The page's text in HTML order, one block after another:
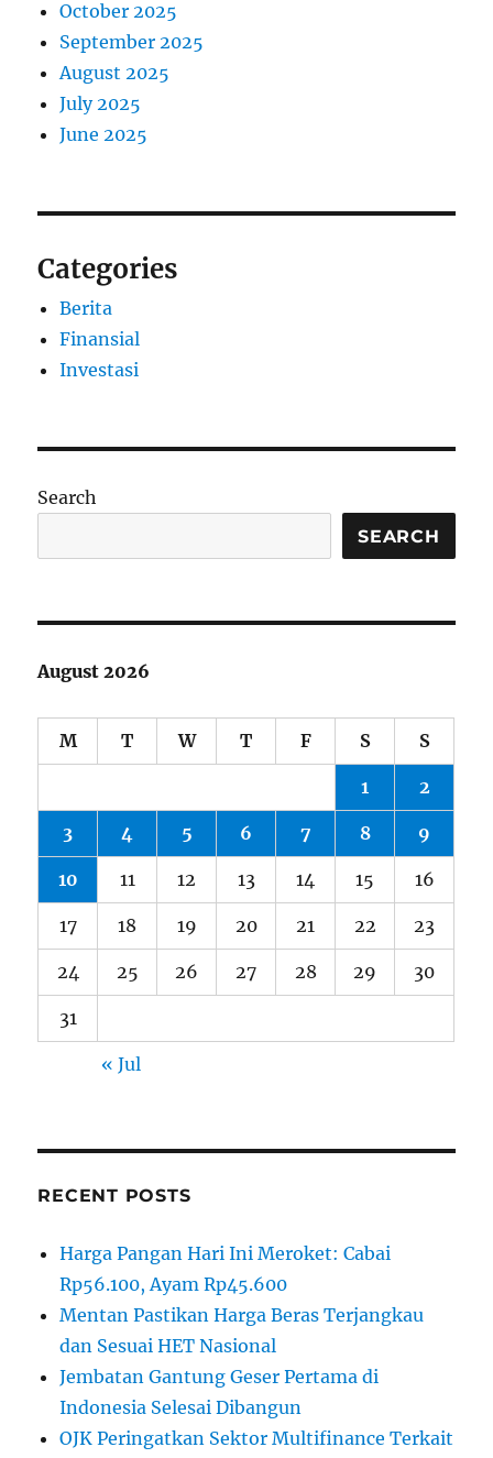
October 2025
September 2025
August 2025
July 2025
June 2025
Categories
Berita
Finansial
Investasi
Search
SEARCH
August 2026
M T W T F S S
1 2
3 4 5 6 7 8 9
10 11 12 13 14 15 16
17 18 19 20 21 22 23
24 25 26 27 28 29 30
31
« Jul
RECENT POSTS
Harga Pangan Hari Ini Meroket: Cabai
Rp56.100, Ayam Rp45.600
Mentan Pastikan Harga Beras Terjangkau
dan Sesuai HET Nasional
Jembatan Gantung Geser Pertama di
Indonesia Selesai Dibangun
OJK Peringatkan Sektor Multifinance Terkait